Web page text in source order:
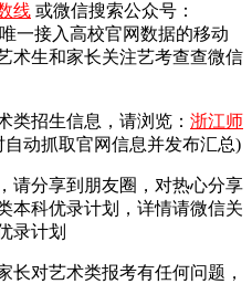
线 或微信搜索公众号：
一接入高校官网数据的移动
术生和家长关注艺考查查微信
类招生信息，请浏览： 浙江师
动抓取官网信息并发布汇总)
请分享到朋友圈，对热心分享
本科优录计划，详情请微信关
录计划
长对艺术类报考有任何问题，